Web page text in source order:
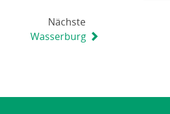
Nächste
Wasserburg